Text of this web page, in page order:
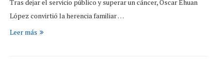
Tras dejar el servicio público y superar un cáncer, Óscar Ehuan
López convirtió la herencia familiar …
Leer más